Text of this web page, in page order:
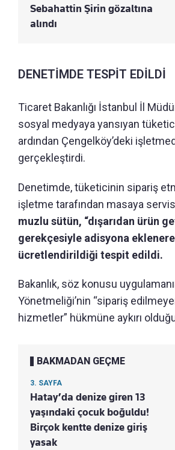
Sebahattin Şirin gözaltına
alındı
DENETİMDE TESPİT EDİLDİ
Ticaret Bakanlığı İstanbul İl
sosyal medyaya yansıyan
ardından Çengelköy’deki
gerçekleştirdi.
Denetimde, tüketicinin sipariş
işletme tarafından masaya
muzlu sütün, “dışarıdan ürün
gerekçesiyle adisyona
ücretlendirildiği tespit edildi.
Bakanlık, söz konusu
Yönetmeliği’nin “sipariş
hizmetler” hükmüne aykırı
BAKMADAN GEÇME
3. SAYFA
Hatay’da denize giren 13
yaşındaki çocuk boğuldu!
Birçok kentte denize giriş
yasak